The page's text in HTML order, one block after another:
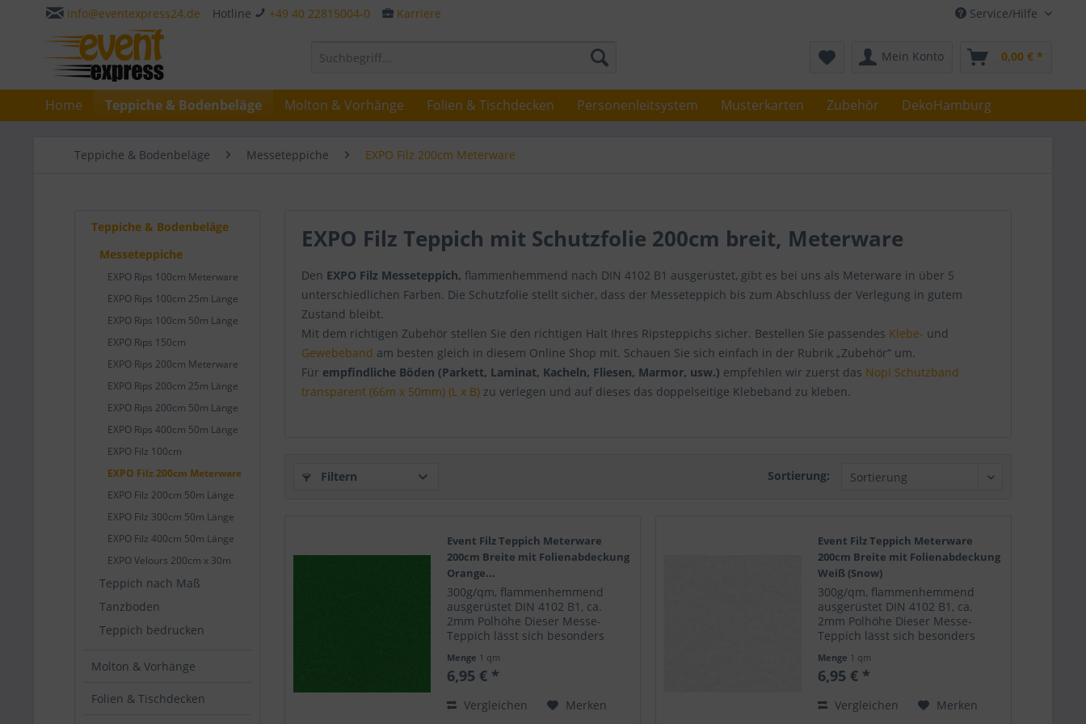
Service/Hilfe
info@eventexpress24.de Hotline +49 40 22815004-0 Karriere
Mein Konto 0,00 € *
Home Teppiche & Bodenbeläge Molton & Vorhänge Folien & Tischdecken Personenleitsystem Musterkarten Zubehör DekoHamburg
Teppiche & Bodenbeläge Messeteppiche EXPO Filz 200cm Meterware
Teppiche & Bodenbeläge
Messeteppiche
EXPO Rips 100cm Meterware
EXPO Rips 100cm 25m Länge
EXPO Rips 100cm 50m Länge
EXPO Rips 150cm
EXPO Rips 200cm Meterware
EXPO Rips 200cm 25m Länge
EXPO Rips 200cm 50m Länge
EXPO Rips 400cm 50m Länge
EXPO Filz 100cm
EXPO Filz 200cm Meterware
EXPO Filz 200cm 50m Länge
EXPO Filz 300cm 50m Länge
EXPO Filz 400cm 50m Länge
EXPO Velours 200cm x 30m
Teppich nach Maß
Tanzboden
Teppich bedrucken
Molton & Vorhänge
Folien & Tischdecken
EXPO Filz Teppich mit Schutzfolie 200cm breit, Meterware
Den EXPO Filz Messeteppich, flammenhemmend nach DIN 4102 B1 ausgerüstet, gibt es bei uns als Meterware in über 5
unterschiedlichen Farben. Die Schutzfolie stellt sicher, dass der Messeteppich bis zum Abschluss der Verlegung in gutem
Zustand bleibt.
Mit dem richtigen Zubehör stellen Sie den richtigen Halt Ihres Ripsteppichs sicher. Bestellen Sie passendes Klebe- und
Gewebeband am besten gleich in diesem Online Shop mit. Schauen Sie sich einfach in der Rubrik „Zubehör“ um.
Für empfindliche Böden (Parkett, Laminat, Kacheln, Fliesen, Marmor, usw.) empfehlen wir zuerst das Nopi Schutzband
transparent (66m x 50mm) (L x B) zu verlegen und auf dieses das doppelseitige Klebeband zu kleben.
Filtern Sortierung:
Event Filz Teppich Meterware
200cm Breite mit Folienabdeckung
Orange...
300g/qm, flammenhemmend
ausgerüstet DIN 4102 B1, ca.
2mm Polhöhe Dieser Messe-
Teppich lässt sich besonders
Falten und ist leicht mit
Klebeband zu fixieren. Perfekt
Messen,...
Menge 1 qm
6,95 € *
Vergleichen Merken
Event Filz Teppich Meterware
200cm Breite mit Folienabdeckung
Weiß (Snow)
300g/qm, flammenhemmend
ausgerüstet DIN 4102 B1, ca.
2mm Polhöhe Dieser Messe-
Teppich lässt sich besonders
Falten und ist leicht mit
Klebeband zu fixieren. Perfekt
Messen,...
Menge 1 qm
6,95 € *
Vergleichen Merken